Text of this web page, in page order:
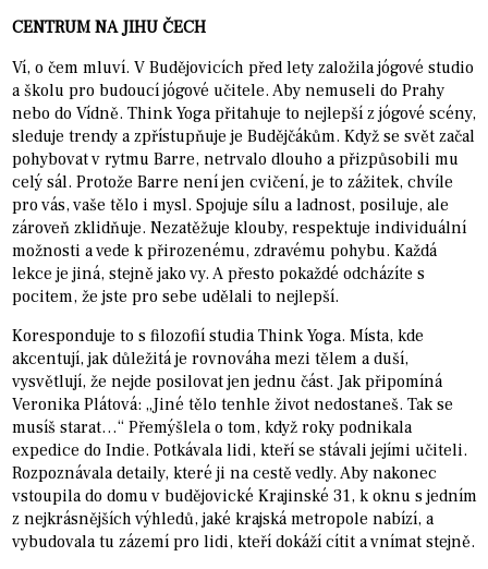
CENTRUM NA JIHU ČECH
Ví, o čem mluví. V Budějovicích před lety založila jógové studio
a školu pro budoucí jógové učitele. Aby nemuseli do Prahy
nebo do Vídně. Think Yoga přitahuje to nejlepší z jógové scény,
sleduje trendy a zpřístupňuje je Budějčákům. Když se svět začal
pohybovat v rytmu Barre, netrvalo dlouho a přizpůsobili mu
celý sál. Protože Barre není jen cvičení, je to zážitek, chvíle
pro vás, vaše tělo i mysl. Spojuje sílu a ladnost, posiluje, ale
zároveň zklidňuje. Nezatěžuje klouby, respektuje individuální
možnosti a vede k přirozenému, zdravému pohybu. Každá
lekce je jiná, stejně jako vy. A přesto pokaždé odcházíte s
pocitem, že jste pro sebe udělali to nejlepší.
Koresponduje to s filozofií studia Think Yoga. Místa, kde
akcentují, jak důležitá je rovnováha mezi tělem a duší,
vysvětlují, že nejde posilovat jen jednu část. Jak připomíná
Veronika Plátová: „Jiné tělo tenhle život nedostaneš. Tak se
musíš starat…“ Přemýšlela o tom, když roky podnikala
expedice do Indie. Potkávala lidi, kteří se stávali jejími učiteli.
Rozpoznávala detaily, které ji na cestě vedly. Aby nakonec
vstoupila do domu v budějovické Krajinské 31, k oknu s jedním
z nejkrásnějších výhledů, jaké krajská metropole nabízí, a
vybudovala tu zázemí pro lidi, kteří dokáží cítit a vnímat stejně.